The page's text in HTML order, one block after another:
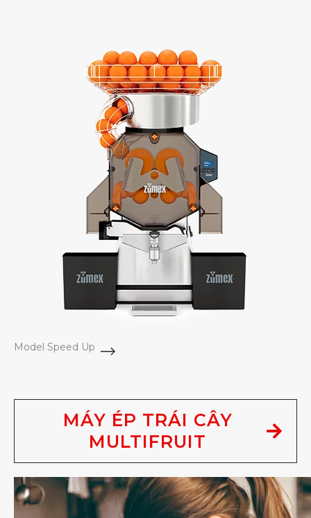
Model Speed Up
MÁY ÉP TRÁI CÂY
MULTIFRUIT